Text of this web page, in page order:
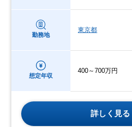
勤務地
東京都
想定年収
400～700万円
詳しく見る